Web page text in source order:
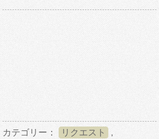
カテゴリー： リクエスト ,